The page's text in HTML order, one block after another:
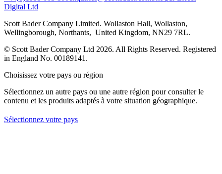
Digital Ltd
Scott Bader Company Limited. Wollaston Hall, Wollaston,
Wellingborough, Northants, United Kingdom, NN29 7RL.
© Scott Bader Company Ltd 2026. All Rights Reserved. Registered
in England No. 00189141.
Choisissez votre pays ou région
Sélectionnez un autre pays ou une autre région pour consulter le
contenu et les produits adaptés à votre situation géographique.
Sélectionnez votre pays